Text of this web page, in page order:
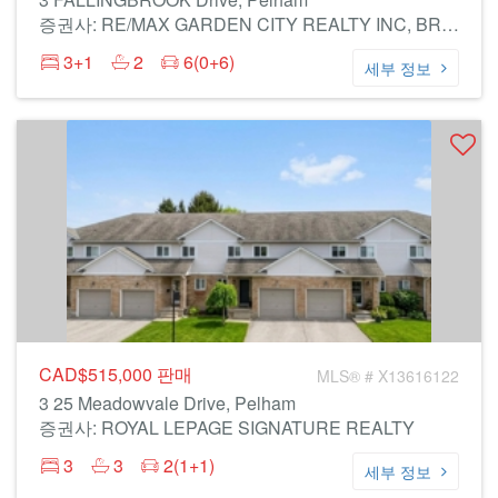
증권사: RE/MAX GARDEN CITY REALTY INC, BROKERAGE
3+1
2 6(0+6) 세부 정보
CAD$515,000 판매 MLS® # X13616122
3 25 Meadowvale Drive, Pelham
증권사: ROYAL LEPAGE SIGNATURE REALTY
3
3 2(1+1) 세부 정보